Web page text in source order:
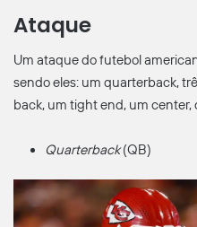
Ataque
Um ataque do futebol
sendo eles: um quarterback,
back, um tight end, um center,
Quarterback(QB)